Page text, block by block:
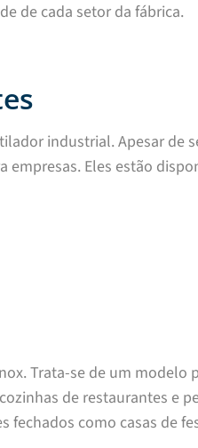
de cada setor da fábrica.
industrial. Apesar de
Eles estão
Trata-se de um modelo
de restaurantes e
como casas de